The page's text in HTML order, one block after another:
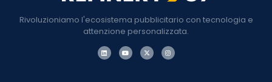
Rivoluzioniamo l'ecosistema pubblicitario con tecnologia e
attenzione personalizzata.